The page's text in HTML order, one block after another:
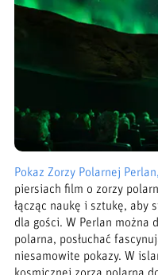
Pokaz Zorzy Polarnej
piersiach film o zorzy
łącząc naukę i sztukę, aby
dla gości. W Perlan można
polarna, posłuchać
niesamowite pokazy. W
kosmicznej zorza polarna